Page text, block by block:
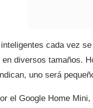
cada vez
en diversos tamaños.
uno será
el Google Home